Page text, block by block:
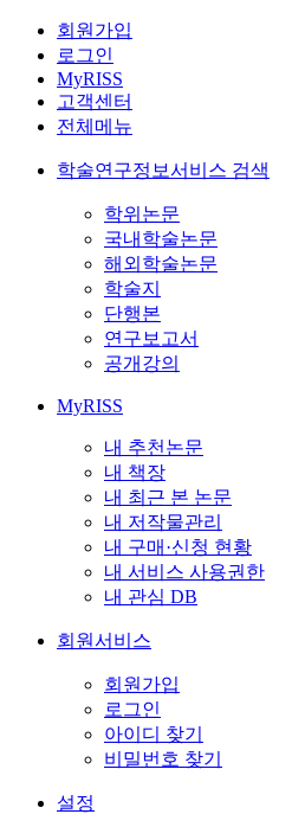
회원가입
로그인
MyRISS
고객센터
전체메뉴
학술연구정보서비스 검색
학위논문
국내학술논문
해외학술논문
학술지
단행본
연구보고서
공개강의
MyRISS
내 추천논문
내 책장
내 최근 본 논문
내 저작물관리
내 구매·신청 현황
내 서비스 사용권한
내 관심 DB
회원서비스
회원가입
로그인
아이디 찾기
비밀번호 찾기
설정